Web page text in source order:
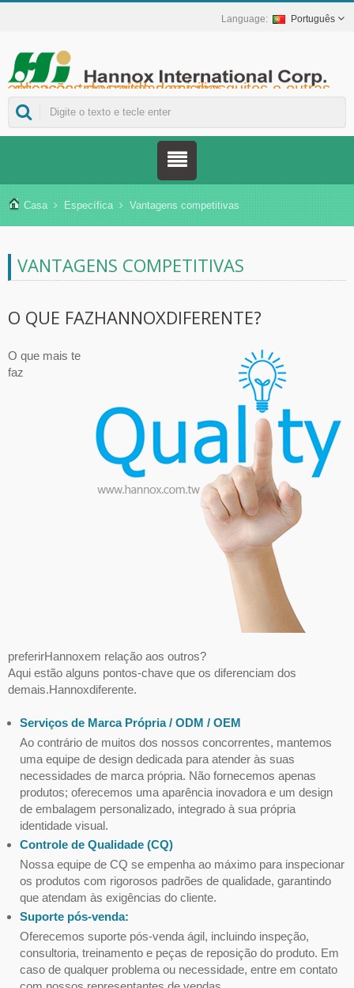
Português
Hannox International Corp. - Ajudamos importadores, atacadistas, distribuidores e marcas da área da saúde a lançar soluções não medicamentosas para o tratamento de feridas e mucosas, incluindo úlceras orais, cuidados de suporte ao câncer, proteção da pele, cuidados com a mucosa nasal e proteção de feridas em domicílio. Além de uma ampla gama de dispositivos médicos para prevenção e controle do diabetes, soluções para prevenção de doenças transmitidas por mosquitos e outras aplicações de saúde domiciliar.
Casa Específica Vantagens competitivas
VANTAGENS COMPETITIVAS
O QUE FAZHANNOXDIFERENTE?
O que mais te
faz
preferirHannoxem relação aos outros?
Aqui estão alguns pontos-chave que os diferenciam dos
demais.Hannoxdiferente.
Serviços de Marca Própria / ODM / OEM
Ao contrário de muitos dos nossos concorrentes, mantemos
uma equipe de design dedicada para atender às suas
necessidades de marca própria. Não fornecemos apenas
produtos; oferecemos uma aparência inovadora e um design
de embalagem personalizado, integrado à sua própria
identidade visual.
Controle de Qualidade (CQ)
Nossa equipe de CQ se empenha ao máximo para inspecionar
os produtos com rigorosos padrões de qualidade, garantindo
que atendam às exigências do cliente.
Suporte pós-venda:
Oferecemos suporte pós-venda ágil, incluindo inspeção,
consultoria, treinamento e peças de reposição do produto. Em
caso de qualquer problema ou necessidade, entre em contato